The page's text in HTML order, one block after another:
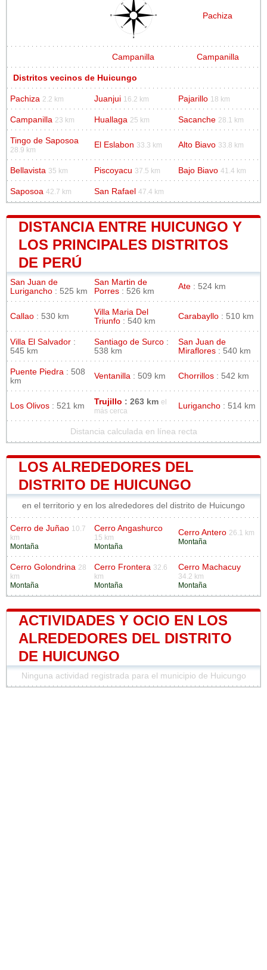
Pachiza
Campanilla Campanilla
Distritos vecinos de Huicungo
Pachiza 2.2 km Juanjui 16.2 km Pajarillo 18 km
Campanilla 23 km Huallaga 25 km Sacanche 28.1 km
Tingo de Saposoa
28.9 km
El Eslabon 33.3 km Alto Biavo 33.8 km
Bellavista 35 km Piscoyacu 37.5 km Bajo Biavo 41.4 km
Saposoa 42.7 km San Rafael 47.4 km
DISTANCIA ENTRE HUICUNGO Y
LOS PRINCIPALES DISTRITOS
DE PERÚ
San Juan de
Lurigancho : 525 km
San Martin de
Porres : 526 km
Ate : 524 km
Callao : 530 km
Villa Maria Del
Triunfo : 540 km
Carabayllo : 510 km
Villa El Salvador :
545 km
Santiago de Surco :
538 km
San Juan de
Miraflores : 540 km
Puente Piedra : 508
km
Ventanilla : 509 km Chorrillos : 542 km
Los Olivos : 521 km Trujillo : 263 km el
más cerca
Lurigancho : 514 km
Distancia calculada en línea recta
LOS ALREDEDORES DEL
DISTRITO DE HUICUNGO
en el territorio y en los alrededores del distrito de Huicungo
Cerro de Juñao 10.7
km
Montaña
Cerro Angashurco
15 km
Montaña
Cerro Antero 26.1 km
Montaña
Cerro Golondrina 28
km
Montaña
Cerro Frontera 32.6
km
Montaña
Cerro Machacuy
34.2 km
Montaña
ACTIVIDADES Y OCIO EN LOS
ALREDEDORES DEL DISTRITO
DE HUICUNGO
Ninguna actividad registrada para el municipio de Huicungo